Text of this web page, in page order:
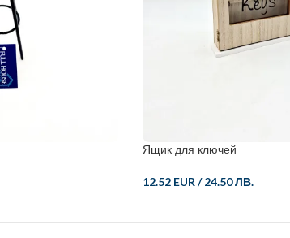
Ящик для ключей
12.52 EUR/24.50 ЛВ.